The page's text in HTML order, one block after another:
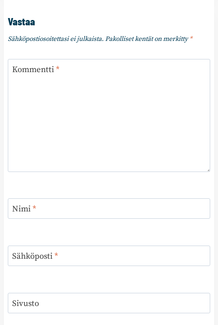
Vastaa
Sähköpostiosoitettasi ei julkaista. Pakolliset kentät on merkitty*
Kommentti*
Nimi*
Sähköposti*
Sivusto